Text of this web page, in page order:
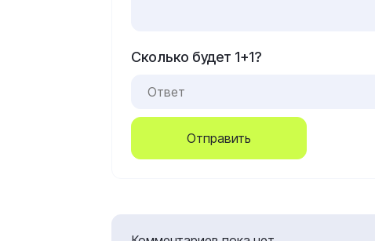
Сколько будет 1+1?
Отправить